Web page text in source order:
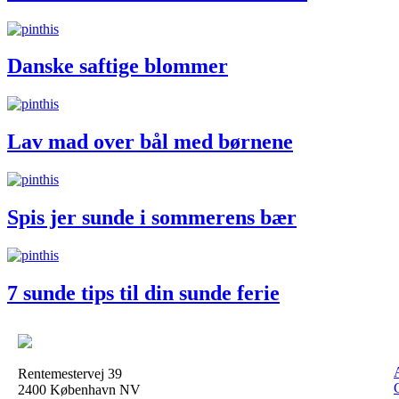
Danske saftige blommer
Lav mad over bål med børnene
Spis jer sunde i sommerens bær
7 sunde tips til din sunde ferie
Rentemestervej 39
2400 København NV